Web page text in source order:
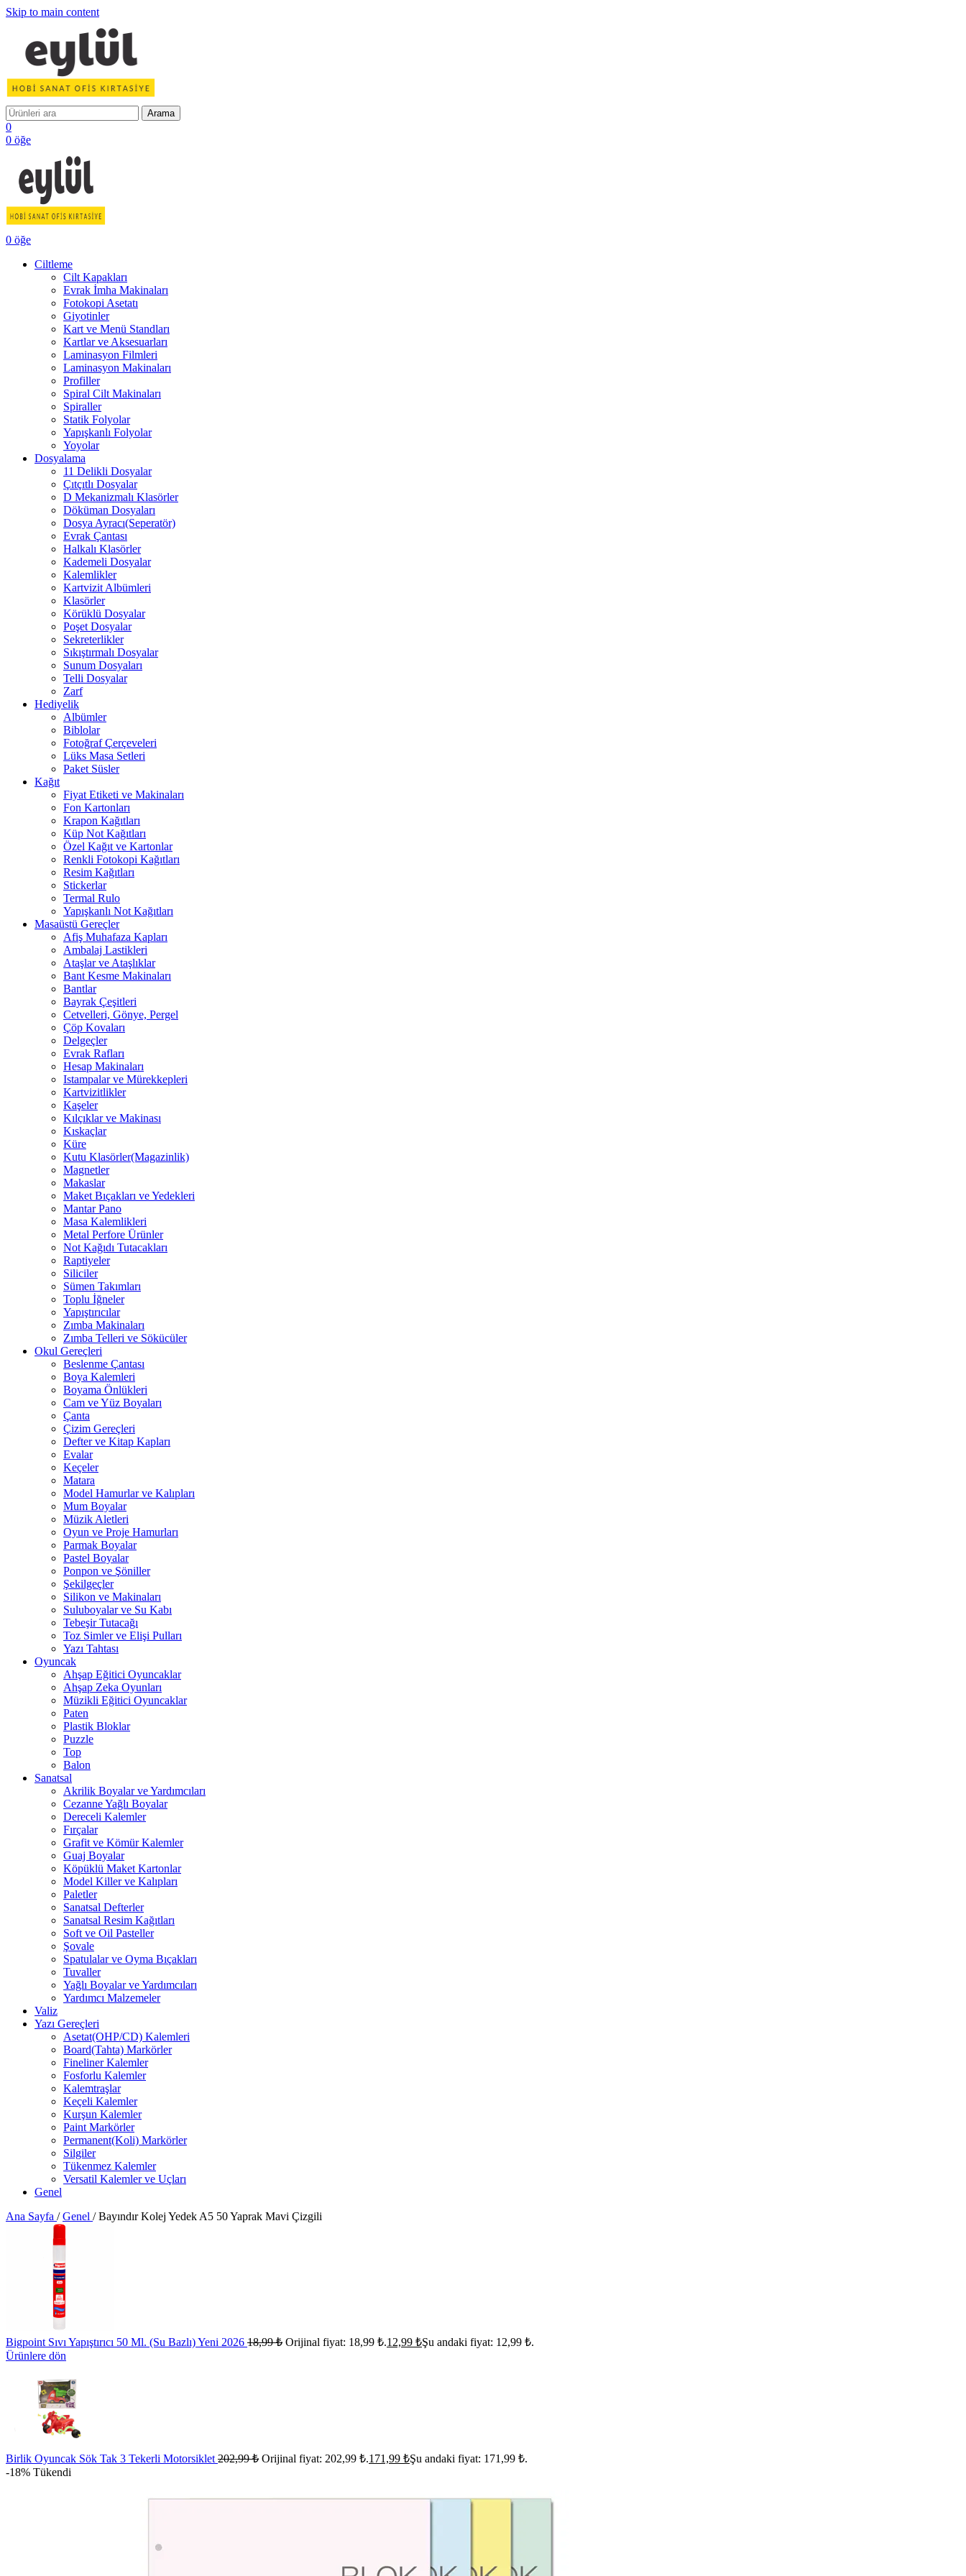
Skip to main content
Arama
0
0 öğe
0 öğe
Ciltleme
Cilt Kapakları
Evrak İmha Makinaları
Fotokopi Asetatı
Giyotinler
Kart ve Menü Standları
Kartlar ve Aksesuarları
Laminasyon Filmleri
Laminasyon Makinaları
Profiller
Spiral Cilt Makinaları
Spiraller
Statik Folyolar
Yapışkanlı Folyolar
Yoyolar
Dosyalama
11 Delikli Dosyalar
Çıtçıtlı Dosyalar
D Mekanizmalı Klasörler
Döküman Dosyaları
Dosya Ayracı(Seperatör)
Evrak Çantası
Halkalı Klasörler
Kademeli Dosyalar
Kalemlikler
Kartvizit Albümleri
Klasörler
Körüklü Dosyalar
Poşet Dosyalar
Sekreterlikler
Sıkıştırmalı Dosyalar
Sunum Dosyaları
Telli Dosyalar
Zarf
Hediyelik
Albümler
Biblolar
Fotoğraf Çerçeveleri
Lüks Masa Setleri
Paket Süsler
Kağıt
Fiyat Etiketi ve Makinaları
Fon Kartonları
Krapon Kağıtları
Küp Not Kağıtları
Özel Kağıt ve Kartonlar
Renkli Fotokopi Kağıtları
Resim Kağıtları
Stickerlar
Termal Rulo
Yapışkanlı Not Kağıtları
Masaüstü Gereçler
Afiş Muhafaza Kapları
Ambalaj Lastikleri
Ataşlar ve Ataşlıklar
Bant Kesme Makinaları
Bantlar
Bayrak Çeşitleri
Cetvelleri, Gönye, Pergel
Çöp Kovaları
Delgeçler
Evrak Rafları
Hesap Makinaları
Istampalar ve Mürekkepleri
Kartvizitlikler
Kaşeler
Kılçıklar ve Makinası
Kıskaçlar
Küre
Kutu Klasörler(Magazinlik)
Magnetler
Makaslar
Maket Bıçakları ve Yedekleri
Mantar Pano
Masa Kalemlikleri
Metal Perfore Ürünler
Not Kağıdı Tutacakları
Raptiyeler
Siliciler
Sümen Takımları
Toplu İğneler
Yapıştırıcılar
Zımba Makinaları
Zımba Telleri ve Sökücüler
Okul Gereçleri
Beslenme Çantası
Boya Kalemleri
Boyama Önlükleri
Cam ve Yüz Boyaları
Çanta
Çizim Gereçleri
Defter ve Kitap Kapları
Evalar
Keçeler
Matara
Model Hamurlar ve Kalıpları
Mum Boyalar
Müzik Aletleri
Oyun ve Proje Hamurları
Parmak Boyalar
Pastel Boyalar
Ponpon ve Şöniller
Şekilgeçler
Silikon ve Makinaları
Suluboyalar ve Su Kabı
Tebeşir Tutacağı
Toz Simler ve Elişi Pulları
Yazı Tahtası
Oyuncak
Ahşap Eğitici Oyuncaklar
Ahşap Zeka Oyunları
Müzikli Eğitici Oyuncaklar
Paten
Plastik Bloklar
Puzzle
Top
Balon
Sanatsal
Akrilik Boyalar ve Yardımcıları
Cezanne Yağlı Boyalar
Dereceli Kalemler
Fırçalar
Grafit ve Kömür Kalemler
Guaj Boyalar
Köpüklü Maket Kartonlar
Model Killer ve Kalıpları
Paletler
Sanatsal Defterler
Sanatsal Resim Kağıtları
Soft ve Oil Pasteller
Şovale
Spatulalar ve Oyma Bıçakları
Tuvaller
Yağlı Boyalar ve Yardımcıları
Yardımcı Malzemeler
Valiz
Yazı Gereçleri
Asetat(OHP/CD) Kalemleri
Board(Tahta) Markörler
Fineliner Kalemler
Fosforlu Kalemler
Kalemtraşlar
Keçeli Kalemler
Kurşun Kalemler
Paint Markörler
Permanent(Koli) Markörler
Silgiler
Tükenmez Kalemler
Versatil Kalemler ve Uçları
Genel
Ana Sayfa / Genel / Bayındır Kolej Yedek A5 50 Yaprak Mavi Çizgili
Bigpoint Sıvı Yapıştırıcı 50 Ml. (Su Bazlı) Yeni 2026 18,99₺ Orijinal fiyat: 18,99 ₺.12,99 ₺Şu andaki fiyat: 12,99 ₺.
Ürünlere dön
Birlik Oyuncak Sök Tak 3 Tekerli Motorsiklet 202,99₺ Orijinal fiyat: 202,99 ₺.171,99 ₺Şu andaki fiyat: 171,99 ₺.
-18% Tükendi